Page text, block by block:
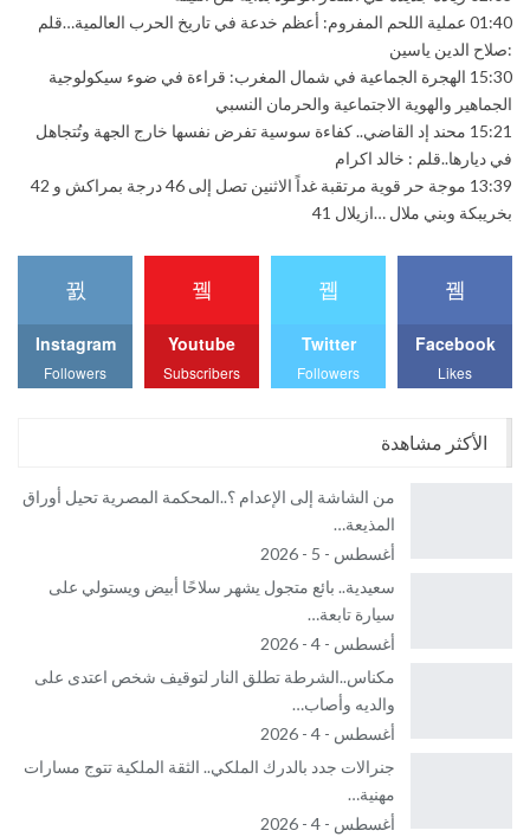
01:40 عملية اللحم المفروم: أعظم خدعة في تاريخ الحرب العالمية…قلم
:صلاح الدين ياسين
15:30 الهجرة الجماعية في شمال المغرب: قراءة في ضوء سيكولوجية
الجماهير والهوية الاجتماعية والحرمان النسبي
15:21 محند إد القاضي.. كفاءة سوسية تفرض نفسها خارج الجهة وتُتجاهل
في ديارها..قلم : خالد اكرام
13:39
موجة حر قوية مرتقبة غداً الاثنين تصل إلى 46 درجة بمراكش و 42
بخريبكة وبني ملال …ازيلال 41
Facebook
Likes
Twitter
Followers
Youtube
Subscribers
Instagram
Followers
الأكثر مشاهدة
من الشاشة إلى الإعدام ؟..المحكمة المصرية تحيل أوراق
المذيعة…
أغسطس - 5 - 2026
سعيدية.. بائع متجول يشهر سلاحًا أبيض ويستولي على
سيارة تابعة…
أغسطس - 4 - 2026
مكناس..الشرطة تطلق النار لتوقيف شخص اعتدى على
والديه وأصاب…
أغسطس - 4 - 2026
جنرالات جدد بالدرك الملكي.. الثقة الملكية تتوج مسارات
مهنية…
أغسطس - 4 - 2026